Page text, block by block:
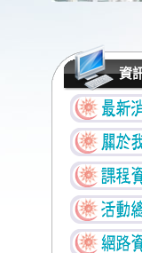
資